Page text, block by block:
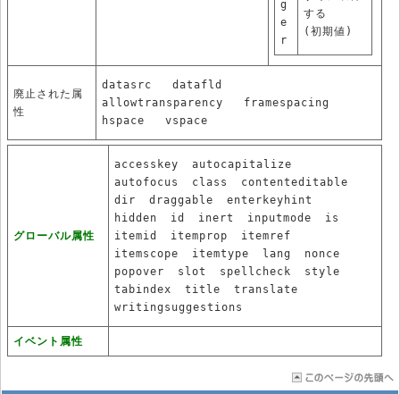
g
e
r
する
(初期値)
廃止された属
性
datasrc
datafld
allowtransparency
framespacing
hspace
vspace
グローバル属性
accesskey
autocapitalize
autofocus
class
contenteditable
dir
draggable
enterkeyhint
hidden
id inert inputmode
is
itemid
itemprop
itemref
itemscope
itemtype lang
nonce
popover
slot spellcheck
style
tabindex
title
translate
writingsuggestions
イベント属性